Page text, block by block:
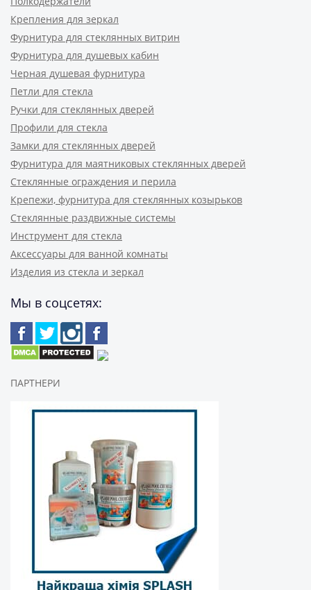
Крепления для зеркал
Фурнитура для стеклянных витрин
Фурнитура для душевых кабин
Черная душевая фурнитура
Петли для стекла
Ручки для стеклянных дверей
Профили для стекла
Замки для стеклянных дверей
Фурнитура для маятниковых стеклянных дверей
Стеклянные ограждения и перила
Крепежи, фурнитура для стеклянных козырьков
Стеклянные раздвижные системы
Инструмент для стекла
Аксессуары для ванной комнаты
Изделия из стекла и зеркал
Мы в соцсетях:
ПАРТНЕРИ